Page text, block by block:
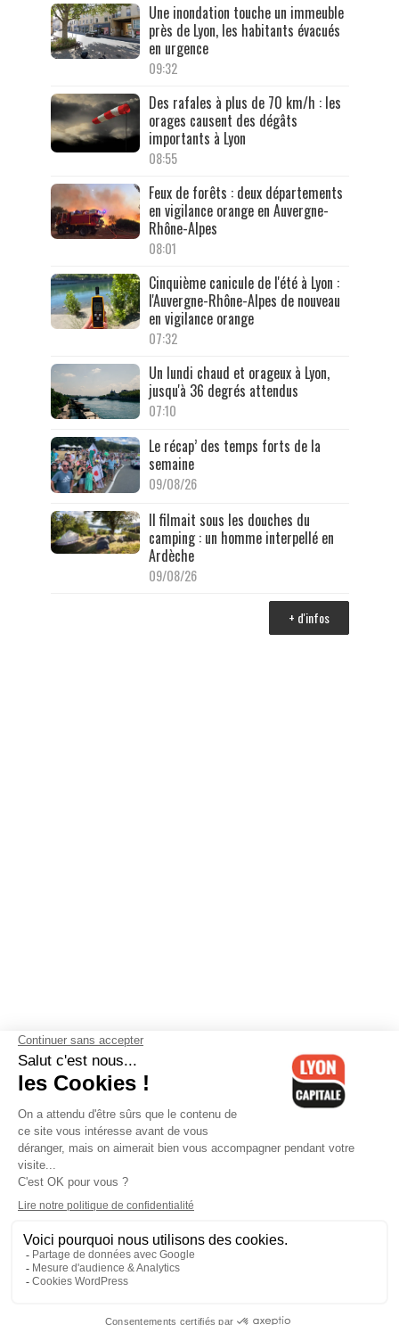
Une inondation touche un immeuble
près de Lyon, les habitants évacués
en urgence
09:32
Des rafales à plus de 70 km/h : les
orages causent des dégâts
importants à Lyon
08:55
Feux de forêts : deux départements
en vigilance orange en Auvergne-
Rhône-Alpes
08:01
Cinquième canicule de l'été à Lyon :
l'Auvergne-Rhône-Alpes de nouveau
en vigilance orange
07:32
Un lundi chaud et orageux à Lyon,
jusqu'à 36 degrés attendus
07:10
Le récap’ des temps forts de la
semaine
09/08/26
Il filmait sous les douches du
camping : un homme interpellé en
Ardèche
09/08/26
+ d'infos
Contactez-nous-Mentions légales-CGV-Politique de
confidentialité-Gestion des cookies